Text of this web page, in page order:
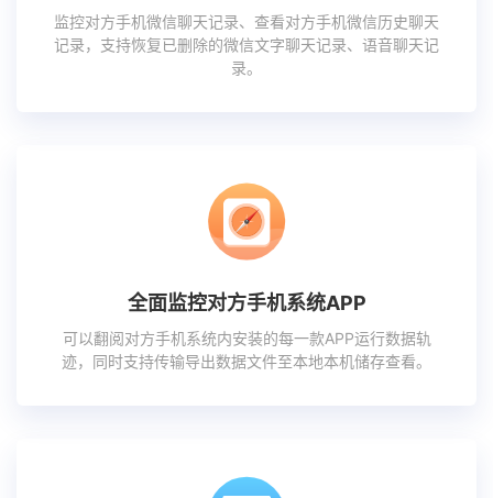
监控对方手机微信聊天记录、查看对方手机微信历史聊天
记录，支持恢复已删除的微信文字聊天记录、语音聊天记
录。
全面监控对方手机系统APP
可以翻阅对方手机系统内安装的每一款APP运行数据轨
迹，同时支持传输导出数据文件至本地本机储存查看。